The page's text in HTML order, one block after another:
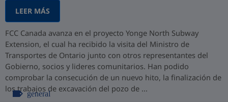
LEER MÁS
FCC Canada avanza en el proyecto Yonge North Subway
Extension, el cual ha recibido la visita del Ministro de
Transportes de Ontario junto con otros representantes del
Gobierno, socios y lideres comunitarios. Han podido
comprobar la consecución de un nuevo hito, la finalización de
los trabajos de excavación del pozo de ...
general